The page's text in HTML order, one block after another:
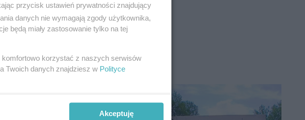
przycisk ustawień prywatności znajdujący
danych nie wymagają zgody użytkownika,
będą miały zastosowanie tylko na tej
komfortowo korzystać z naszych serwisów
Twoich danych znajdziesz w Polityce
Akceptuję